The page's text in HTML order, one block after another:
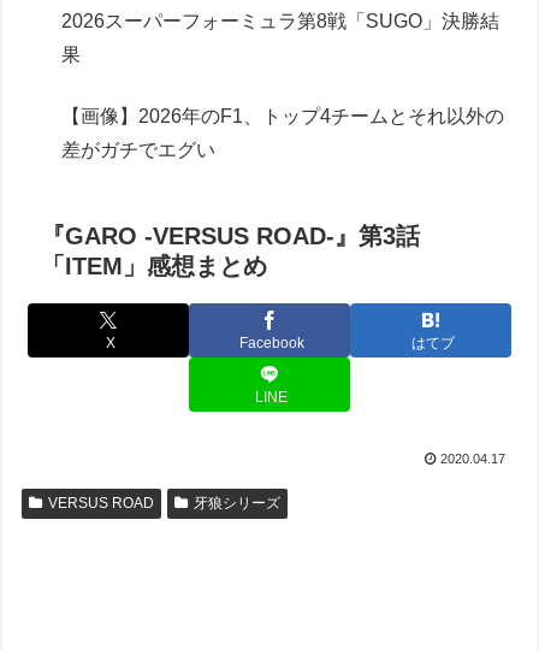
2026スーパーフォーミュラ第8戦「SUGO」決勝結
果
【画像】2026年のF1、トップ4チームとそれ以外の
差がガチでエグい
『GARO -VERSUS ROAD-』第3話
「ITEM」感想まとめ
X Facebook はてブ
LINE
2020.04.17
VERSUS ROAD 牙狼シリーズ